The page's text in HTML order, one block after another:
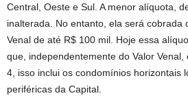
Central, Oeste e Sul. A menor alíquota,
inalterada. No entanto, ela será cobrada
Venal de até R$ 100 mil. Hoje essa
que, independentemente do Valor
4, isso inclui os condomínios horizontais
periféricas da Capital.